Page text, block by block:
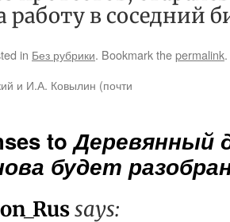
работу в соседний
in Без рубрики. Bookmark thepermalink.
и И.А. Ковылин (почти
toДеревянный
будет
says: